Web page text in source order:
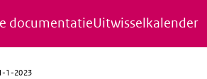
documentatieUitwisselkalender
1-2023